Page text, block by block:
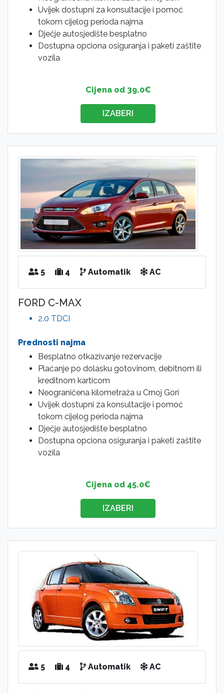
Uvijek dostupni za konsultacije i pomoć
tokom cijelog perioda najma
Dječje autosjedište besplatno
Dostupna opciona osiguranja i paketi zaštite
vozila
Cijena od 39.0€
IZABERI
5 4 Automatik AC
FORD C-MAX
2.0 TDCI
Prednosti najma
Besplatno otkazivanje rezervacije
Plaćanje po dolasku gotovinom, debitnom ili
kreditnom karticom
Neograničena kilometraža u Crnoj Gori
Uvijek dostupni za konsultacije i pomoć
tokom cijelog perioda najma
Dječje autosjedište besplatno
Dostupna opciona osiguranja i paketi zaštite
vozila
Cijena od 45.0€
IZABERI
5 4 Automatik AC